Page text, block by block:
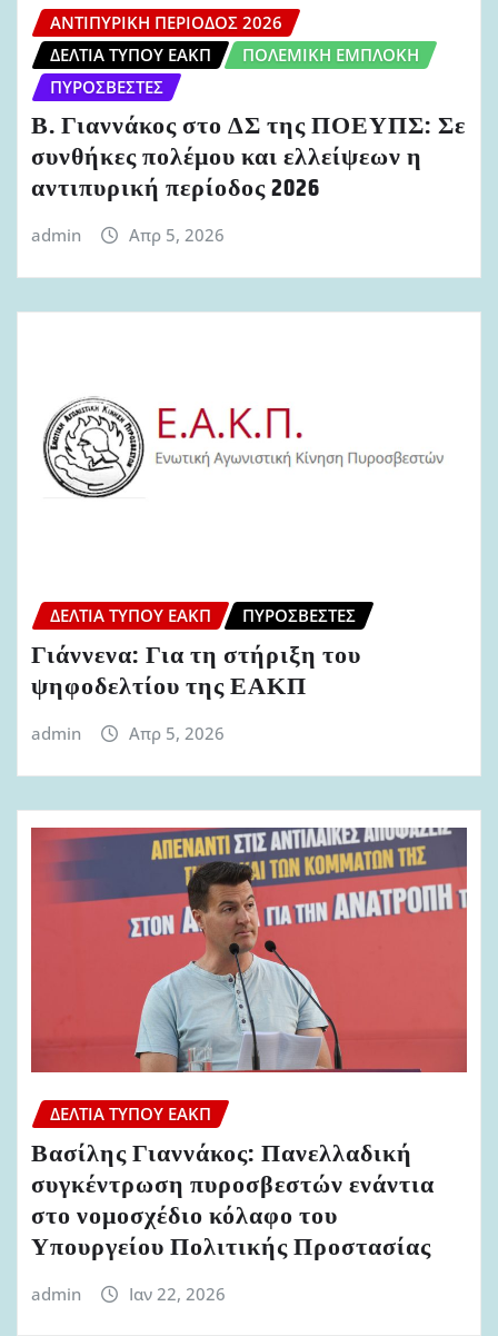
ΑΝΤΙΠΥΡΙΚΉ ΠΕΡΊΟΔΟΣ 2026
ΔΕΛΤΊΑ ΤΎΠΟΥ ΕΑΚΠ
ΠΟΛΕΜΙΚΉ ΕΜΠΛΟΚΉ
ΠΥΡΟΣΒΈΣΤΕΣ
Β. Γιαννάκος στο ΔΣ της ΠΟΕΥΠΣ: Σε
συνθήκες πολέμου και ελλείψεων η
αντιπυρική περίοδος 2026
admin Απρ 5, 2026
ΔΕΛΤΊΑ ΤΎΠΟΥ ΕΑΚΠ ΠΥΡΟΣΒΈΣΤΕΣ
Γιάννενα: Για τη στήριξη του
ψηφοδελτίου της ΕΑΚΠ
admin Απρ 5, 2026
ΔΕΛΤΊΑ ΤΎΠΟΥ ΕΑΚΠ
Βασίλης Γιαννάκος: Πανελλαδική
συγκέντρωση πυροσβεστών ενάντια
στο νομοσχέδιο κόλαφο του
Υπουργείου Πολιτικής Προστασίας
admin Ιαν 22, 2026